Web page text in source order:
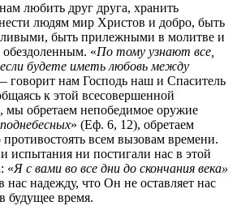
любить друг друга, хранить
людям мир Христов и добро, быть
быть прилежными в молитве и
«По тому узнают все,
будете иметь любовь между
говорит нам Господь наш и Спаситель
к этой всесовершенной
мы обретаем непобедимое оружие
» (Еф. 6, 12), обретаем
всем вызовам времени.
испытания ни постигали нас в этой
«Я с вами во все дни до скончания века»
надежду, что Он не оставляет нас
будущее время.